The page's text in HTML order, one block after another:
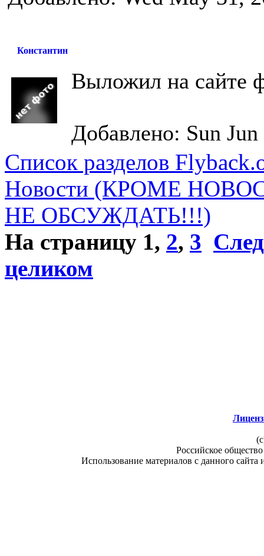
Константин
Выложил на сайте
Добавлено: Sun
Список разделов
Новости (КРОМЕ
НЕ ОБСУЖДАТЬ!!!)
На страницу 1, 2, 3
целиком
Российское
Использование материалов с данного